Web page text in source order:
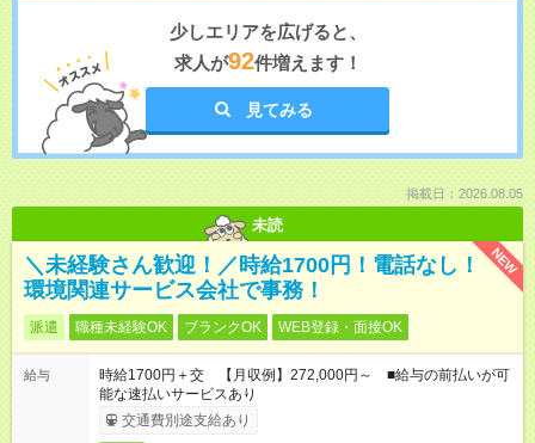
少しエリアを広げると、
求人が92件増えます！
見てみる
掲載日：2026.08.05
未読
NEW
＼未経験さん歓迎！／時給1700円！電話なし！
環境関連サービス会社で事務！
派遣 職種未経験OK ブランクOK WEB登録・面接OK
給与
時給1700円＋交 【月収例】272,000円～ ■給与の前払いが可
能な速払いサービスあり
交通費別途支給あり